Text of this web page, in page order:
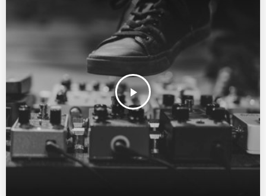
play_arrow